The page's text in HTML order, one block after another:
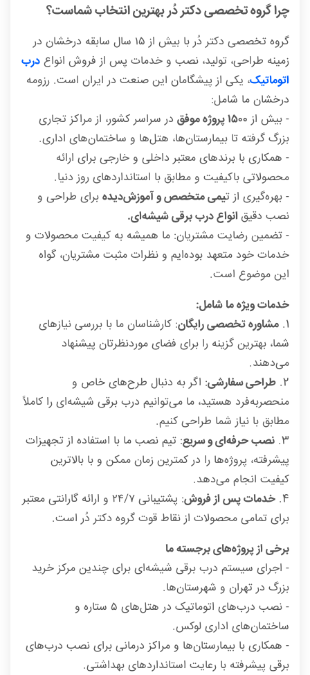
چرا گروه تخصصی دکتر دُر بهترین انتخاب شماست؟
گروه تخصصی دکتر دُر با بیش از ۱۵ سال سابقه درخشان در
زمینه طراحی، تولید، نصب و خدمات پس از فروش انواع درب‌
اتوماتیک، یکی از پیشگامان این صنعت در ایران است. رزومه
درخشان ما شامل:
- بیش از ۱۵۰۰ پروژه موفق
در سراسر کشور، از مراکز تجاری
بزرگ گرفته تا بیمارستان‌ها، هتل‌ها و ساختمان‌های اداری.
- همکاری با برندهای معتبر داخلی و خارجی برای ارائه
محصولاتی باکیفیت و مطابق با استانداردهای روز دنیا.
- بهره‌گیری از تیمی متخصص و آموزش‌دیده برای طراحی و
نصب دقیق انواع درب برقی شیشه‌ای.
- تضمین رضایت مشتریان: ما همیشه به کیفیت محصولات و
خدمات خود متعهد بوده‌ایم و نظرات مثبت مشتریان، گواه
این موضوع است.
خدمات ویژه ما شامل:
1. مشاوره تخصصی رایگان: کارشناسان ما با بررسی نیازهای
شما، بهترین گزینه را برای فضای موردنظرتان پیشنهاد
می‌دهند.
2. طراحی سفارشی: اگر به دنبال طرح‌های خاص و
منحصربه‌فرد هستید، ما می‌توانیم درب برقی شیشه‌ای را کاملاً
مطابق با نیاز شما طراحی کنیم.
3. نصب حرفه‌ای و سریع: تیم نصب ما با استفاده از تجهیزات
پیشرفته، پروژه‌ها را در کمترین زمان ممکن و با بالاترین
کیفیت انجام می‌دهد.
4. خدمات پس از فروش
: پشتیبانی ۲۴/۷ و ارائه گارانتی معتبر
برای تمامی محصولات از نقاط قوت گروه دکتر دُر است.
برخی از پروژه‌های برجسته ما
- اجرای سیستم درب برقی شیشه‌ای برای چندین مرکز خرید
بزرگ در تهران و شهرستان‌ها.
- نصب درب‌های اتوماتیک در هتل‌های ۵ ستاره و
ساختمان‌های اداری لوکس.
- همکاری با بیمارستان‌ها و مراکز درمانی برای نصب درب‌های
برقی پیشرفته با رعایت استانداردهای بهداشتی.